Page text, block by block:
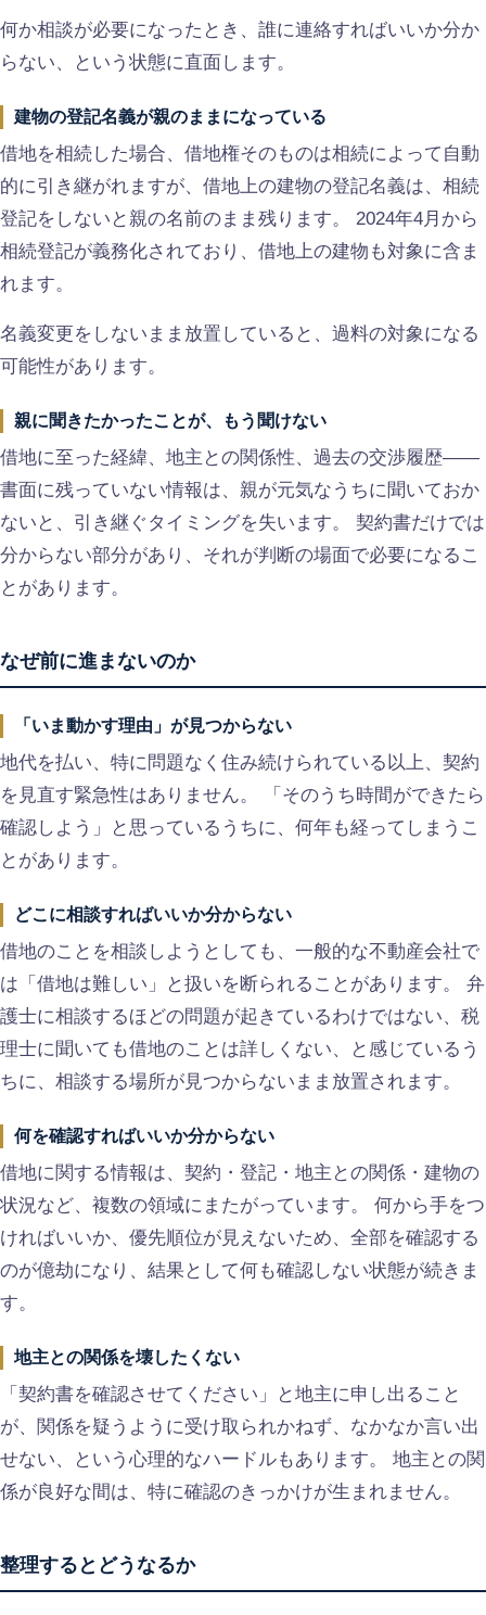
何か相談が必要になったとき、誰に連絡すればいいか分か
らない、という状態に直面します。
建物の登記名義が親のままになっている
借地を相続した場合、借地権そのものは相続によって自動
的に引き継がれますが、借地上の建物の登記名義は、相続
登記をしないと親の名前のまま残ります。 2024年4月から
相続登記が義務化されており、借地上の建物も対象に含ま
れます。
名義変更をしないまま放置していると、過料の対象になる
可能性があります。
親に聞きたかったことが、もう聞けない
借地に至った経緯、地主との関係性、過去の交渉履歴——
書面に残っていない情報は、親が元気なうちに聞いておか
ないと、引き継ぐタイミングを失います。 契約書だけでは
分からない部分があり、それが判断の場面で必要になるこ
とがあります。
なぜ前に進まないのか
「いま動かす理由」が見つからない
地代を払い、特に問題なく住み続けられている以上、契約
を見直す緊急性はありません。 「そのうち時間ができたら
確認しよう」と思っているうちに、何年も経ってしまうこ
とがあります。
どこに相談すればいいか分からない
借地のことを相談しようとしても、一般的な不動産会社で
は「借地は難しい」と扱いを断られることがあります。 弁
護士に相談するほどの問題が起きているわけではない、税
理士に聞いても借地のことは詳しくない、と感じているう
ちに、相談する場所が見つからないまま放置されます。
何を確認すればいいか分からない
借地に関する情報は、契約・登記・地主との関係・建物の
状況など、複数の領域にまたがっています。 何から手をつ
ければいいか、優先順位が見えないため、全部を確認する
のが億劫になり、結果として何も確認しない状態が続きま
す。
地主との関係を壊したくない
「契約書を確認させてください」と地主に申し出ること
が、関係を疑うように受け取られかねず、なかなか言い出
せない、という心理的なハードルもあります。 地主との関
係が良好な間は、特に確認のきっかけが生まれません。
整理するとどうなるか